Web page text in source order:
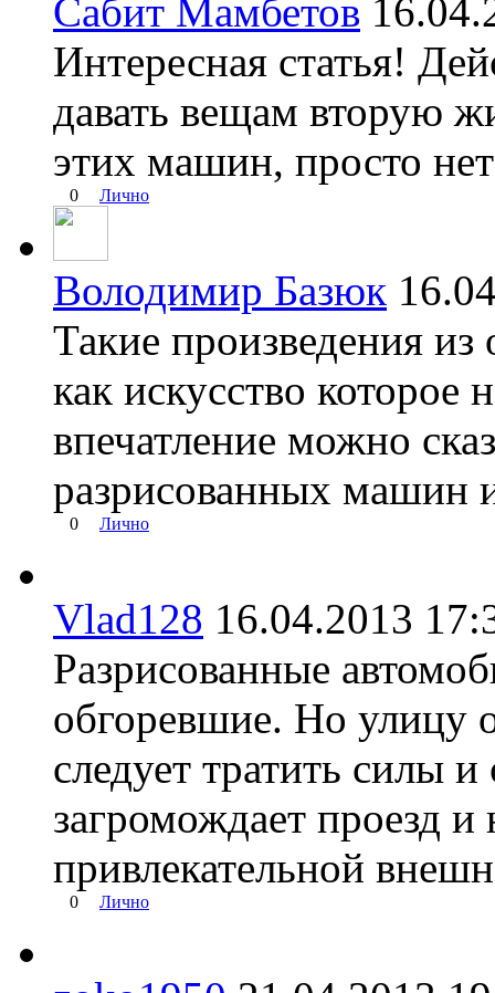
Сабит Мамбетов
Интересная статья!
давать вещам вторую
этих машин, просто
0 Лично
Володимир Базюк
Такие произведения из
как искусство
впечатление можно
разрисованных машин
0 Лично
Vlad128 16.04.2013
Разрисованные
обгоревшие. Но улицу
следует тратить силы и
загромождает проезд и
привлекательной
0 Лично